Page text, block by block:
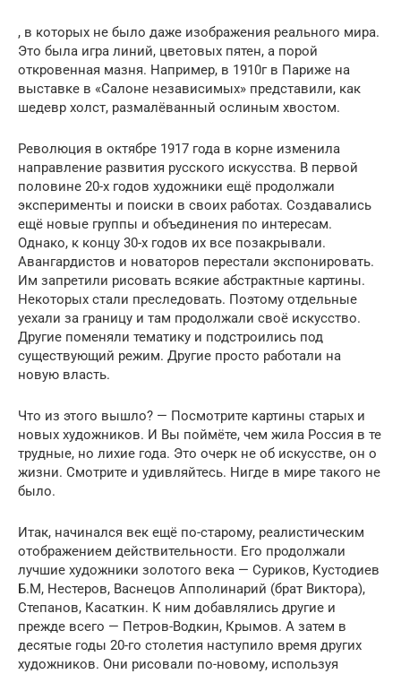
, в которых не было даже изображения реального мира.
Это была игра линий, цветовых пятен, а порой
откровенная мазня. Например, в 1910г в Париже на
выставке в «Салоне независимых» представили, как
шедевр холст, размалёванный ослиным хвостом.
Революция в октябре 1917 года в корне изменила
направление развития русского искусства. В первой
половине 20-х годов художники ещё продолжали
эксперименты и поиски в своих работах. Создавались
ещё новые группы и объединения по интересам.
Однако, к концу 30-х годов их все позакрывали.
Авангардистов и новаторов перестали экспонировать.
Им запретили рисовать всякие абстрактные картины.
Некоторых стали преследовать. Поэтому отдельные
уехали за границу и там продолжали своё искусство.
Другие поменяли тематику и подстроились под
существующий режим. Другие просто работали на
новую власть.
Что из этого вышло? — Посмотрите картины старых и
новых художников. И Вы поймёте, чем жила Россия в те
трудные, но лихие года. Это очерк не об искусстве, он о
жизни. Смотрите и удивляйтесь. Нигде в мире такого не
было.
Итак, начинался век ещё по-старому, реалистическим
отображением действительности. Его продолжали
лучшие художники золотого века — Суриков, Кустодиев
Б.М, Нестеров, Васнецов Апполинарий (брат Виктора),
Степанов, Касаткин. К ним добавлялись другие и
прежде всего — Петров-Водкин, Крымов. А затем в
десятые годы 20-го столетия наступило время других
художников. Они рисовали по-новому, используя